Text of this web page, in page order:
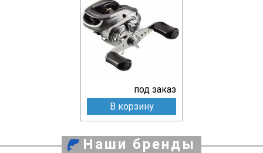
под заказ
В корзину
Наши бренды